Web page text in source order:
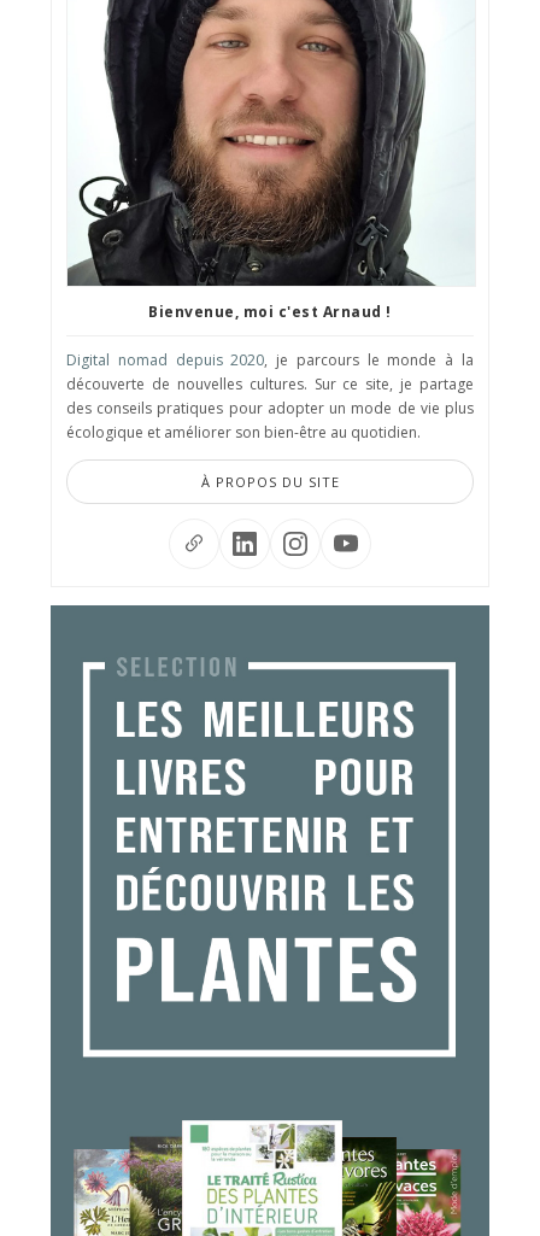
Bienvenue, moi c'est Arnaud !
Digital nomad depuis 2020, je parcours le monde à la
découverte de nouvelles cultures. Sur ce site, je partage
des conseils pratiques pour adopter un mode de vie plus
écologique et améliorer son bien-être au quotidien.
À PROPOS DU SITE